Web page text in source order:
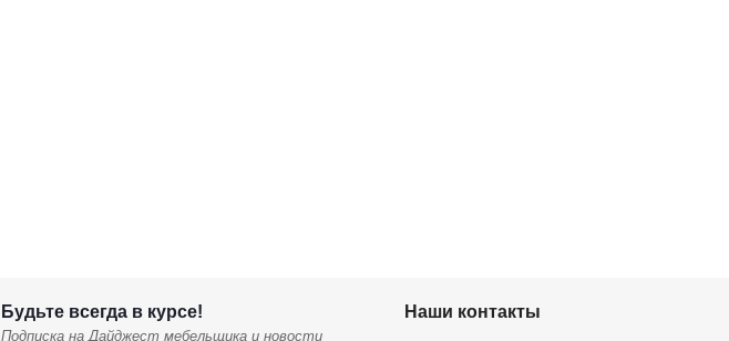
Будьте всегда в курсе!
Подписка на Дайджест мебельщика и новости
Наши контакты